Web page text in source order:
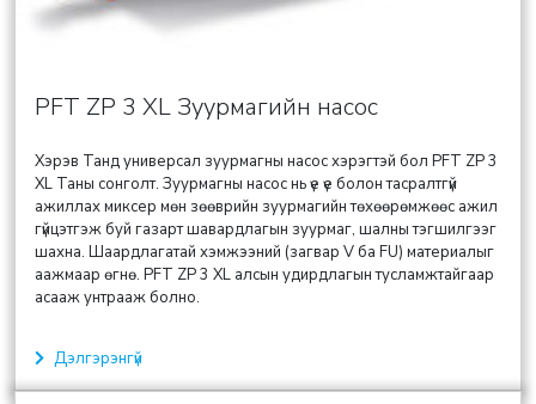
PFT ZP 3 XL Зуурмагийн насос
Хэрэв Танд универсал зуурмагны насос хэрэгтэй бол PFT ZP 3
XL Таны сонголт. Зуурмагны насос нь үе үе болон тасралтгүй
ажиллах миксер мөн зөөврийн зуурмагийн төхөөрөмжөөс ажил
гүйцэтгэж буй газарт шавардлагын зуурмаг, шалны тэгшилгээг
шахна. Шаардлагатай хэмжээний (загвар V ба FU) материалыг
аажмаар өгнө. PFT ZP 3 XL алсын удирдлагын тусламжтайгаар
асааж унтрааж болно.
Дэлгэрэнгүй